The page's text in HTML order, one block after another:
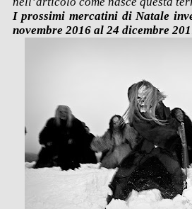
I prossimi mercatini di Natale
novembre 2016 al 24 dicembre